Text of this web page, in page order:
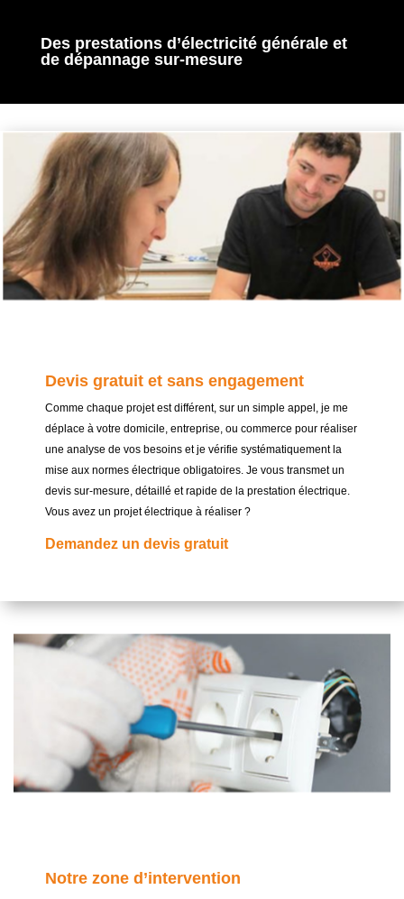
Des prestations d’électricité générale et
de dépannage sur-mesure
Devis gratuit et sans engagement
Comme chaque projet est différent, sur un simple appel, je me
déplace à votre domicile, entreprise, ou commerce pour réaliser
une analyse de vos besoins et je vérifie systématiquement la
mise aux normes électrique obligatoires. Je vous transmet un
devis sur-mesure, détaillé et rapide de la prestation électrique.
Vous avez un projet électrique à réaliser ?
Demandez un devis gratuit
Notre zone d’intervention